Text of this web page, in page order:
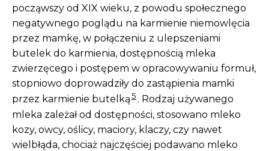
począwszy od XIX wieku, z powodu społecznego
negatywnego poglądu na karmienie niemowlęcia
przez mamkę, w połączeniu z ulepszeniami
butelek do karmienia, dostępnością mleka
zwierzęcego i postępem w opracowywaniu formuł,
stopniowo doprowadziły do zastąpienia mamki
przez karmienie butelką5 . Rodzaj używanego
mleka zależał od dostępności, stosowano mleko
kozy, owcy, oślicy, maciory, klaczy, czy nawet
wielbłąda, chociaż najczęściej podawano mleko